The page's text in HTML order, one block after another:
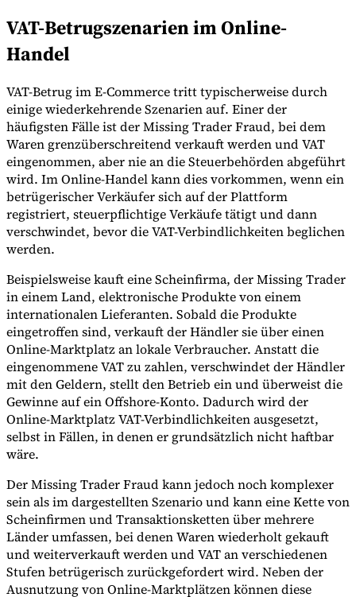
VAT-Betrugszenarien im Online-
Handel
VAT-Betrug im E-Commerce tritt typischerweise durch
einige wiederkehrende Szenarien auf. Einer der
häufigsten Fälle ist der Missing Trader Fraud, bei dem
Waren grenzüberschreitend verkauft werden und VAT
eingenommen, aber nie an die Steuerbehörden abgeführt
wird. Im Online-Handel kann dies vorkommen, wenn ein
betrügerischer Verkäufer sich auf der Plattform
registriert, steuerpflichtige Verkäufe tätigt und dann
verschwindet, bevor die VAT-Verbindlichkeiten beglichen
werden.
Beispielsweise kauft eine Scheinfirma, der Missing Trader
in einem Land, elektronische Produkte von einem
internationalen Lieferanten. Sobald die Produkte
eingetroffen sind, verkauft der Händler sie über einen
Online-Marktplatz an lokale Verbraucher. Anstatt die
eingenommene VAT zu zahlen, verschwindet der Händler
mit den Geldern, stellt den Betrieb ein und überweist die
Gewinne auf ein Offshore-Konto. Dadurch wird der
Online-Marktplatz VAT-Verbindlichkeiten ausgesetzt,
selbst in Fällen, in denen er grundsätzlich nicht haftbar
wäre.
Der Missing Trader Fraud kann jedoch noch komplexer
sein als im dargestellten Szenario und kann eine Kette von
Scheinfirmen und Transaktionsketten über mehrere
Länder umfassen, bei denen Waren wiederholt gekauft
und weiterverkauft werden und VAT an verschiedenen
Stufen betrügerisch zurückgefordert wird. Neben der
Ausnutzung von Online-Marktplätzen können diese